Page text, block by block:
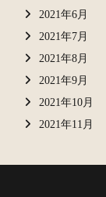
2021年6月
2021年7月
2021年8月
2021年9月
2021年10月
2021年11月